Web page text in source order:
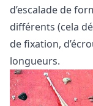
d’escalade de
différents (cela
de fixation,
longueurs.